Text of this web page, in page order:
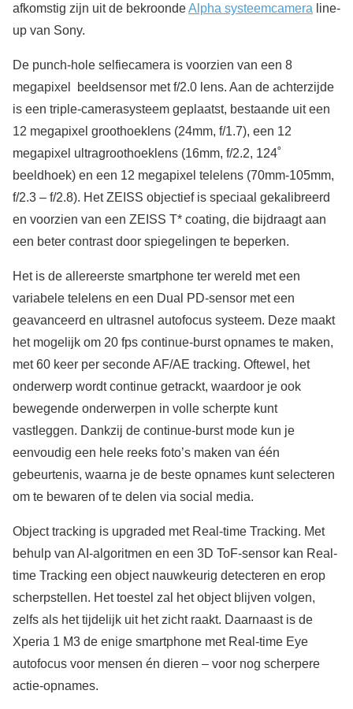
afkomstig zijn uit de bekroondeAlpha systeemcamera line-
up van Sony.
De punch-hole selfiecamera is voorzien van een 8
megapixel beeldsensor met f/2.0 lens. Aan de achterzijde
is een triple-camerasysteem geplaatst, bestaande uit een
12 megapixel groothoeklens (24mm, f/1.7), een 12
megapixel ultragroothoeklens (16mm, f/2.2, 124˚
beeldhoek) en een 12 megapixel telelens (70mm-105mm,
f/2.3 – f/2.8). Het ZEISS objectief is speciaal gekalibreerd
en voorzien van een ZEISS T* coating, die bijdraagt aan
een beter contrast door spiegelingen te beperken.
Het is de allereerste smartphone ter wereld met een
variabele telelens en een Dual PD-sensor met een
geavanceerd en ultrasnel autofocus systeem. Deze maakt
het mogelijk om 20 fps continue-burst opnames te maken,
met 60 keer per seconde AF/AE tracking. Oftewel, het
onderwerp wordt continue getrackt, waardoor je ook
bewegende onderwerpen in volle scherpte kunt
vastleggen. Dankzij de continue-burst mode kun je
eenvoudig een hele reeks foto’s maken van één
gebeurtenis, waarna je de beste opnames kunt selecteren
om te bewaren of te delen via social media.
Object tracking is upgraded met Real-time Tracking. Met
behulp van AI-algoritmen en een 3D ToF-sensor kan Real-
time Tracking een object nauwkeurig detecteren en erop
scherpstellen. Het toestel zal het object blijven volgen,
zelfs als het tijdelijk uit het zicht raakt. Daarnaast is de
Xperia 1 M3 de enige smartphone met Real-time Eye
autofocus voor mensen én dieren – voor nog scherpere
actie-opnames.